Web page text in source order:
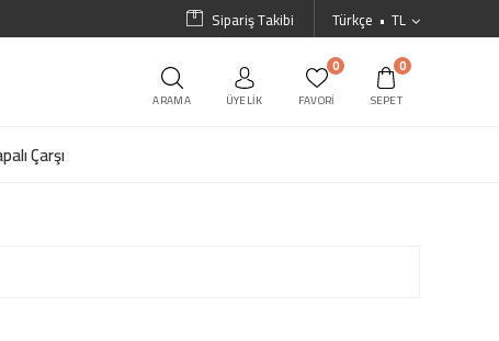
Türkçe TL
Sipariş Takibi
ARAMA ÜYELIK
0
FAVORI
0
SEPET
Çarşı